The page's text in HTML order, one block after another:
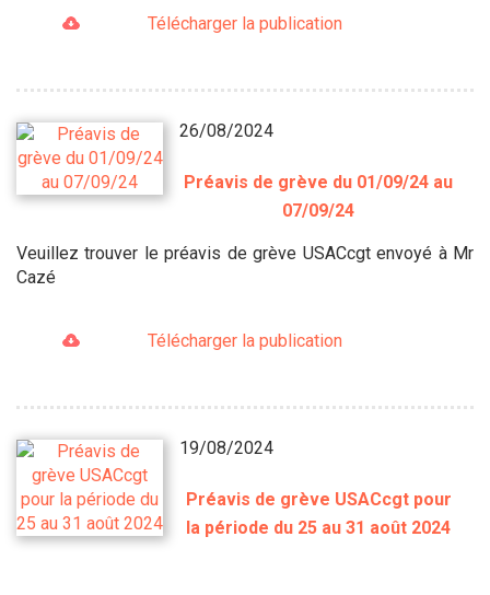
Télécharger la publication
26/08/2024
Préavis de grève du 01/09/24 au
07/09/24
Veuillez trouver le préavis de grève USACcgt envoyé à Mr
Cazé
Télécharger la publication
19/08/2024
Préavis de grève USACcgt pour
la période du 25 au 31 août 2024